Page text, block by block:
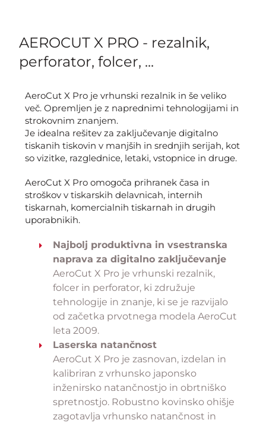
AEROCUT X PRO - rezalnik,
perforator, folcer, ...
AeroCut X Pro je vrhunski rezalnik in še veliko
več. Opremljen je z naprednimi tehnologijami in
strokovnim znanjem.
Je idealna rešitev za zaključevanje digitalno
tiskanih tiskovin v manjših in srednjih serijah, kot
so vizitke, razglednice, letaki, vstopnice in druge.
AeroCut X Pro omogoča prihranek časa in
stroškov v tiskarskih delavnicah, internih
tiskarnah, komercialnih tiskarnah in drugih
uporabnikih.
Najbolj produktivna in vsestranska
naprava za digitalno zaključevanje
AeroCut X Pro je vrhunski rezalnik,
folcer in perforator, ki združuje
tehnologije in znanje, ki se je razvijalo
od začetka prvotnega modela AeroCut
leta 2009.
Laserska natančnost
AeroCut X Pro je zasnovan, izdelan in
kalibriran z vrhunsko japonsko
inženirsko natančnostjo in obrtniško
spretnostjo. Robustno kovinsko ohišje
zagotavlja vrhunsko natančnost in